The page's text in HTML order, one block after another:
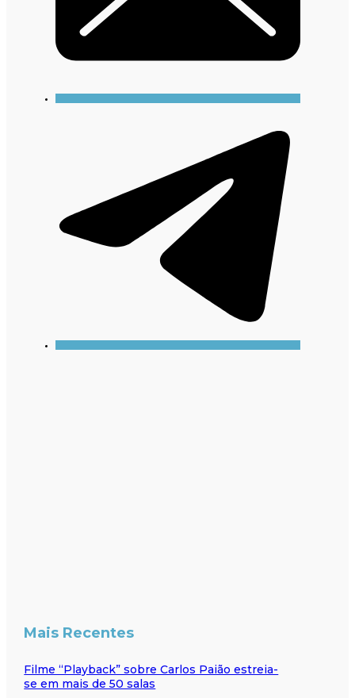
Mais Recentes
Filme “Playback” sobre Carlos Paião estreia-
se em mais de 50 salas